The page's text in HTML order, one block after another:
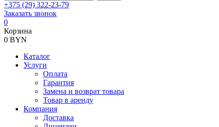
+375 (29) 322-23-79
Заказать звонок
0
Корзина
0 BYN
Каталог
Услуги
Оплата
Гарантия
Замена и возврат товара
Товар в аренду
Компания
Доставка